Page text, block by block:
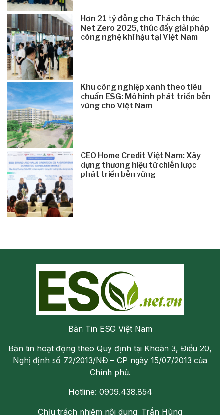
Hơn 21 tỷ đồng cho Thách thức
Net Zero 2025, thúc đẩy giải pháp
công nghệ khí hậu tại Việt Nam
Khu công nghiệp xanh theo tiêu
chuẩn ESG: Mô hình phát triển bền
vững cho Việt Nam
CEO Home Credit Việt Nam: Xây
dựng thương hiệu từ chiến lược
phát triển bền vững
Bản Tin ESG Việt Nam
Bản tin hoạt động theo Quy định tại Khoản 3, Điều 20,
Nghị định số 72/2013/NĐ – CP ngày 15/07/2013 của
Chính phủ.
Hotline: 0909.438.854
Chịu trách nhiệm nội dung: Trần Hùng